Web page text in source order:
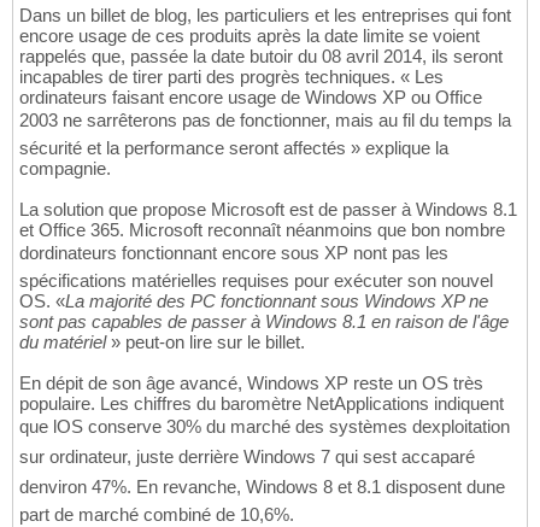
Dans un billet de blog, les particuliers et les entreprises qui font
encore usage de ces produits après la date limite se voient
rappelés que, passée la date butoir du 08 avril 2014, ils seront
incapables de tirer parti des progrès techniques. « Les
ordinateurs faisant encore usage de Windows XP ou Office
2003 ne sarrêterons pas de fonctionner, mais au fil du temps la
sécurité et la performance seront affectés » explique la
compagnie.
La solution que propose Microsoft est de passer à Windows 8.1
et Office 365. Microsoft reconnaît néanmoins que bon nombre
dordinateurs fonctionnant encore sous XP nont pas les
spécifications matérielles requises pour exécuter son nouvel
OS. «La majorité des PC fonctionnant sous Windows XP ne
sont pas capables de passer à Windows 8.1 en raison de l'âge
du matériel» peut-on lire sur le billet.
En dépit de son âge avancé, Windows XP reste un OS très
populaire. Les chiffres du baromètre NetApplications indiquent
que lOS conserve 30% du marché des systèmes dexploitation
sur ordinateur, juste derrière Windows 7 qui sest accaparé
denviron 47%. En revanche, Windows 8 et 8.1 disposent dune
part de marché combiné de 10,6%.